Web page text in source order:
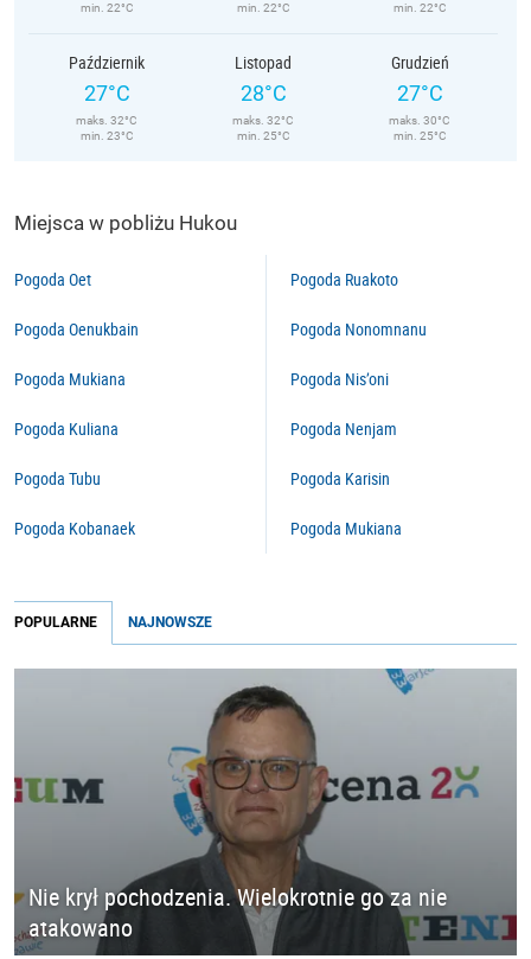
min. 22°C
min. 22°C
min. 22°C
Październik
27°C
maks. 32°C
min. 23°C
Listopad
28°C
maks. 32°C
min. 25°C
Grudzień
27°C
maks. 30°C
min. 25°C
Miejsca w pobliżu Hukou
Pogoda Oet
Pogoda Oenukbain
Pogoda Mukiana
Pogoda Kuliana
Pogoda Tubu
Pogoda Kobanaek
Pogoda Ruakoto
Pogoda Nonomnanu
Pogoda Nis’oni
Pogoda Nenjam
Pogoda Karisin
Pogoda Mukiana
POPULARNE NAJNOWSZE
Nie krył pochodzenia. Wielokrotnie go za nie
atakowano